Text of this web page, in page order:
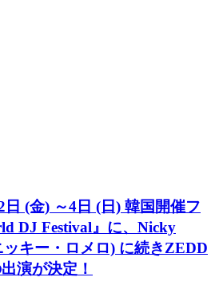
日 (金) ～4日 (日) 韓国開催フ
DJ Festival』に、Nicky
ッキー・ロメロ) に続きZEDD
演が決定！